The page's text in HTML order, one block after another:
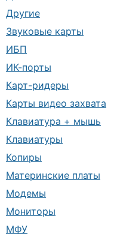
Другие
Звуковые карты
ИБП
ИК-порты
Карт-ридеры
Карты видео захвата
Клавиатура + мышь
Клавиатуры
Копиры
Материнские платы
Модемы
Мониторы
МФУ